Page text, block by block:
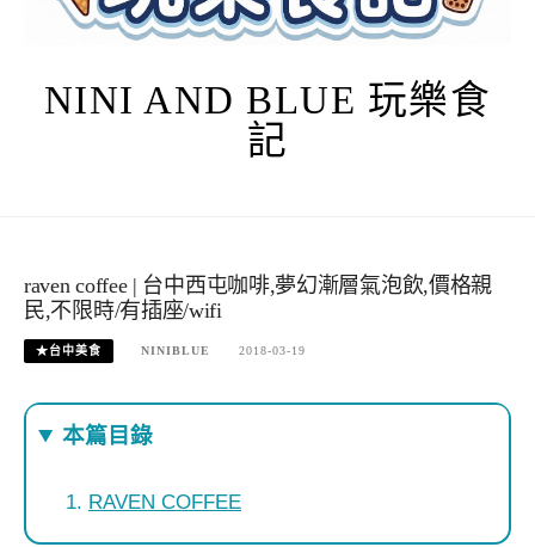
NINI AND BLUE 玩樂食
記
raven coffee | 台中西屯咖啡,夢幻漸層氣泡飲,價格親
民,不限時/有插座/wifi
★台中美食 NINIBLUE 2018-03-19
本篇目錄
RAVEN COFFEE